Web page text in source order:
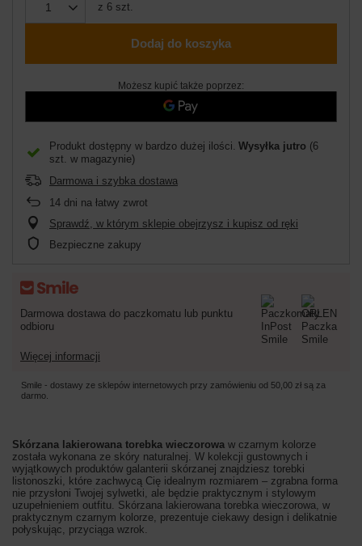
z 6 szt.
Dodaj do koszyka
Możesz kupić także poprzez:
Produkt dostępny w bardzo dużej ilości Wysyłka jutro (6
szt. w magazynie)
Darmowa i szybka dostawa
14 dni na łatwy zwrot
Sprawdź, w którym sklepie obejrzysz i kupisz od ręki
Bezpieczne zakupy
Darmowa dostawa do paczkomatu lub punktu
odbioru
Więcej informacji
Smile - dostawy ze sklepów internetowych przy zamówieniu od 50,00 zł są za
darmo.
Skórzana lakierowana torebka wieczorowa w czarnym kolorze
została wykonana ze skóry naturalnej. W kolekcji gustownych i
wyjątkowych produktów galanterii skórzanej znajdziesz torebki
listonoszki, które zachwycą Cię idealnym rozmiarem – zgrabna forma
nie przysłoni Twojej sylwetki, ale będzie praktycznym i stylowym
uzupełnieniem outfitu. Skórzana lakierowana torebka wieczorowa, w
praktycznym czarnym kolorze, prezentuje ciekawy design i delikatnie
połyskując, przyciąga wzrok.